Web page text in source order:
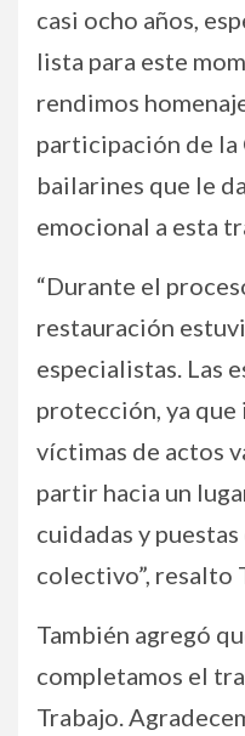
casi ocho años,
lista para este
rendimos
participación de
bailarines que le
emocional a esta
“Durante el
restauración
especialistas. Las
protección, ya
víctimas de actos
partir hacia un
cuidadas y
colectivo”, resalto
También agregó
completamos el
Trabajo.